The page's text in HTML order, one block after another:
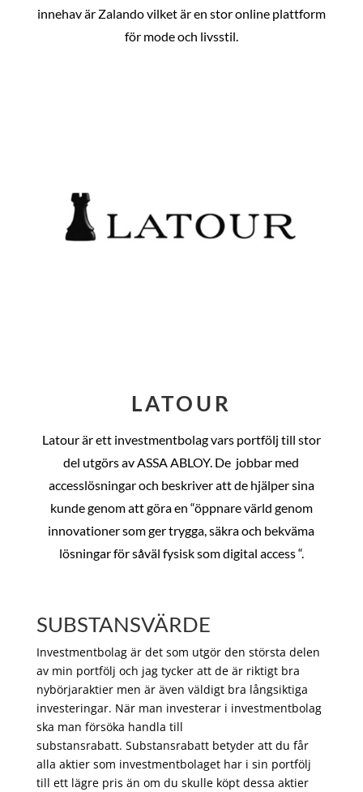
innehav är Zalando vilket är en stor online plattform
för mode och livsstil.
LATOUR
Latour är ett investmentbolag vars portfölj till stor
del utgörs av ASSA ABLOY. De jobbar med
accesslösningar och beskriver att de hjälper sina
kunde genom att göra en “öppnare värld genom
innovationer som ger trygga, säkra och bekväma
lösningar för såväl fysisk som digital access “.
SUBSTANSVÄRDE
Investmentbolag är det som utgör den största delen
av min portfölj och jag tycker att de är riktigt bra
nybörjaraktier men är även väldigt bra långsiktiga
investeringar. När man investerar i investmentbolag
ska man försöka handla till
substansrabatt. Substansrabatt betyder att du får
alla aktier som investmentbolaget har i sin portfölj
till ett lägre pris än om du skulle köpt dessa aktier